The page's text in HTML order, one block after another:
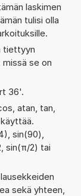
laskimen
tulisi olla
tiettyyn
missä se on
36'.
atan, tan,
sin(90),
sin(π/2) tai
sekä yhteen,